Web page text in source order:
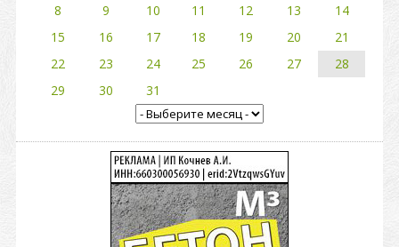
8
9 10 11 12 13
14
15
16 17 18 19 20
21
22
23 24 25 26 27
28
29
30 31